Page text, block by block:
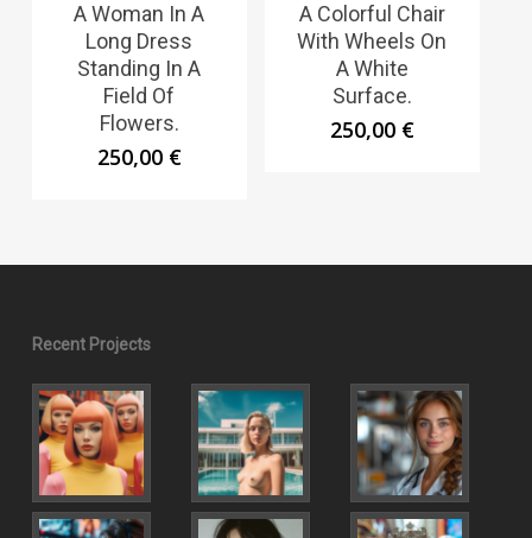
A Woman In A
Long Dress
Standing In A
Field Of
Flowers.
250,00 €
A Colorful Chair
With Wheels On
A White
Surface.
250,00 €
Recent Projects